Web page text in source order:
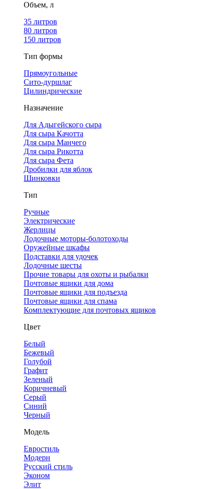
Объем, л
35 литров
80 литров
150 литров
Тип формы
Прямоугольные
Сито-дуршлаг
Цилиндрические
Назначение
Для Адыгейского сыра
Для сыра Качотта
Для сыра Манчего
Для сыра Рикотта
Для сыра Фета
Дробилки для яблок
Шинковки
Тип
Ручные
Электрические
Жерлицы
Лодочные моторы-болотоходы
Оружейные шкафы
Подставки для удочек
Лодочные шесты
Прочие товары для охоты и рыбалки
Почтовые ящики для дома
Почтовые ящики для подъезда
Почтовые ящики для спама
Комплектующие для почтовых ящиков
Цвет
Белый
Бежевый
Голубой
Графит
Зеленый
Коричневый
Серый
Синий
Черный
Модель
Евростиль
Модерн
Русский стиль
Эконом
Элит